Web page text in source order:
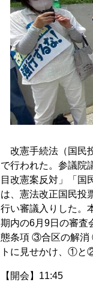
改憲手続法（国民
で行われた。参議院
目改憲案反対」「国
は、憲法改正国民投
行い審議入りした。
期内の6月9日の審
態条項 ③合区の解消
トに見せかけ、①と
【開会】11:45